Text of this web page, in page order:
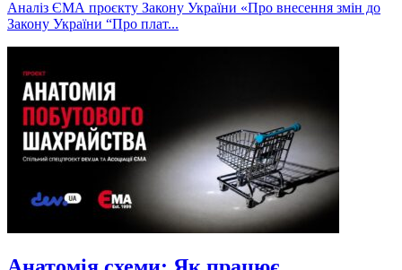
Аналіз ЄМА проєкту Закону України «Про внесення змін до
Закону України “Про плат...